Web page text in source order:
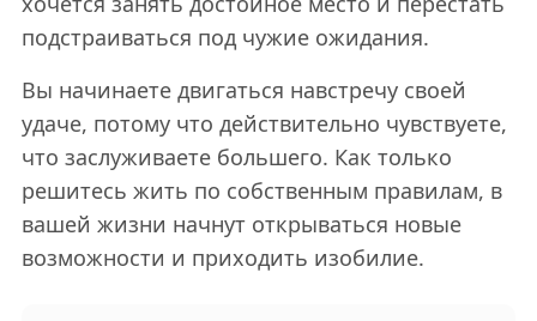
подстраиваться под чужие ожидания.
Вы начинаете двигаться навстречу своей
удаче, потому что действительно чувствуете,
что заслуживаете большего. Как только
решитесь жить по собственным правилам, в
вашей жизни начнут открываться новые
возможности и приходить изобилие.